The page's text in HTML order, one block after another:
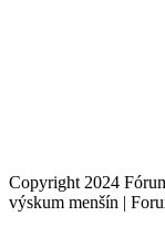
Copyright 2024
výskum menšín |